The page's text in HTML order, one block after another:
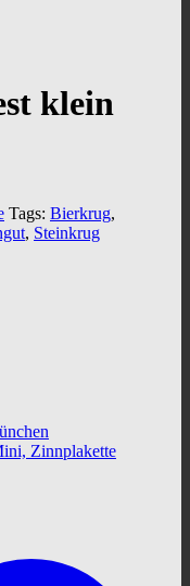
klein
Tags: Bierkrug,
, Steinkrug